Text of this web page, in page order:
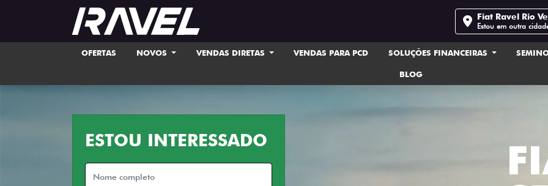
Fiat Ravel Rio
Estou em outra
OFERTAS NOVOS VENDAS DIRETAS VENDAS PARA PCD SOLUÇÕES FINANCEIRAS
BLOG
ESTOU INTERESSADO